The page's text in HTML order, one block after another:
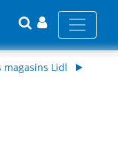
magasins Lidl